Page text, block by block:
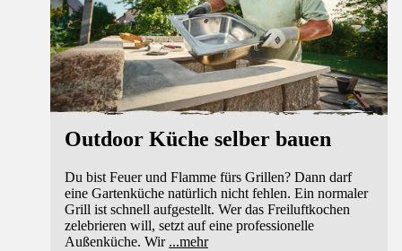
Outdoor Küche selber bauen
Du bist Feuer und Flamme fürs Grillen? Dann darf
eine Gartenküche natürlich nicht fehlen. Ein normaler
Grill ist schnell aufgestellt. Wer das Freiluftkochen
zelebrieren will, setzt auf eine professionelle
Außenküche. Wir ...mehr